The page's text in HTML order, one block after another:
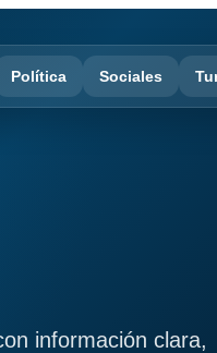
Política Sociales
información clara,